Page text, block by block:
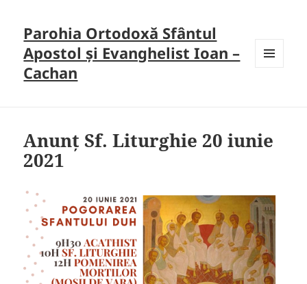
Parohia Ortodoxă Sfântul
Apostol și Evanghelist Ioan –
Cachan
Anunț Sf. Liturghie 20 iunie
2021